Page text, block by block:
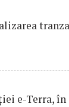
e-Terra,